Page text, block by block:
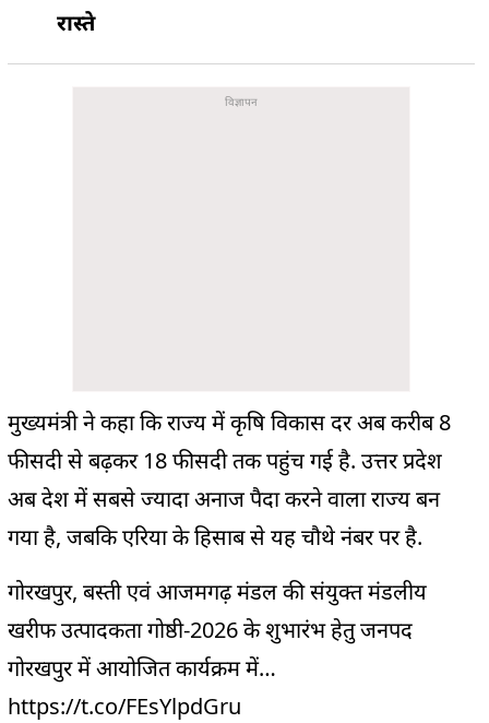
रास्ते
मुख्यमंत्री ने कहा कि राज्य में कृषि विकास दर अब करीब 8
फीसदी से बढ़कर 18 फीसदी तक पहुंच गई है. उत्तर प्रदेश
अब देश में सबसे ज्यादा अनाज पैदा करने वाला राज्य बन
गया है, जबकि एरिया के हिसाब से यह चौथे नंबर पर है.
गोरखपुर, बस्ती एवं आजमगढ़ मंडल की संयुक्त मंडलीय
खरीफ उत्पादकता गोष्ठी-2026 के शुभारंभ हेतु जनपद
गोरखपुर में आयोजित कार्यक्रम में…
https://t.co/FEsYlpdGru